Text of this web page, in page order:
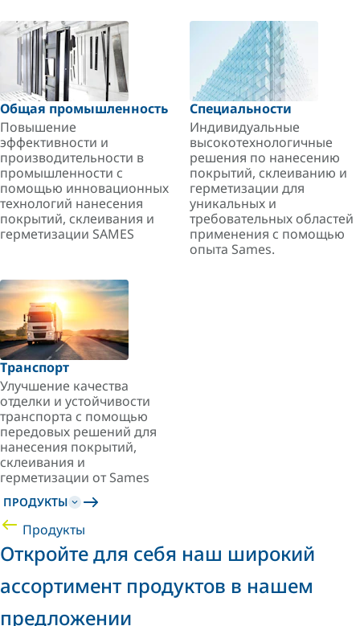
Общая промышленность
Повышение
эффективности и
производительности в
промышленности с
помощью инновационных
технологий нанесения
покрытий, склеивания и
герметизации SAMES
Специальности
Индивидуальные
высокотехнологичные
решения по нанесению
покрытий, склеиванию и
герметизации для
уникальных и
требовательных областей
применения с помощью
опыта Sames.
Транспорт
Улучшение качества
отделки и устойчивости
транспорта с помощью
передовых решений для
нанесения покрытий,
склеивания и
герметизации от Sames
ПРОДУКТЫ
Продукты
Откройте для себя наш широкий
ассортимент продуктов в нашем
предложении